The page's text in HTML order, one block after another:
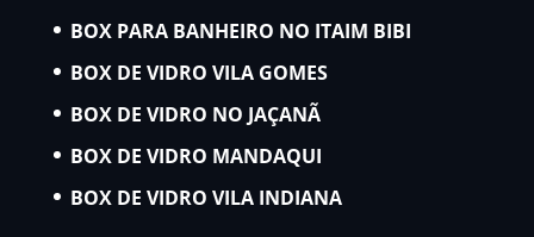
BOX PARA BANHEIRO NO ITAIM BIBI
BOX DE VIDRO VILA GOMES
BOX DE VIDRO NO JAÇANÃ
BOX DE VIDRO MANDAQUI
BOX DE VIDRO VILA INDIANA